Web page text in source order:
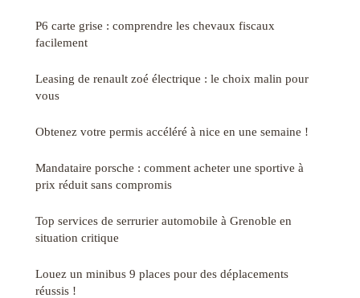
P6 carte grise : comprendre les chevaux fiscaux
facilement
Leasing de renault zoé électrique : le choix malin pour
vous
Obtenez votre permis accéléré à nice en une semaine !
Mandataire porsche : comment acheter une sportive à
prix réduit sans compromis
Top services de serrurier automobile à Grenoble en
situation critique
Louez un minibus 9 places pour des déplacements
réussis !